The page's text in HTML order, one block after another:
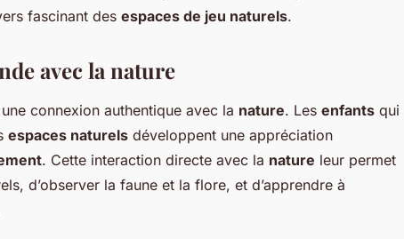
fascinant des espaces de jeu naturels.
avec la nature
connexion authentique avec la nature. Les enfants qui
espaces naturels développent une appréciation
. Cette interaction directe avec la nature leur permet
d’observer la faune et la flore, et d’apprendre à